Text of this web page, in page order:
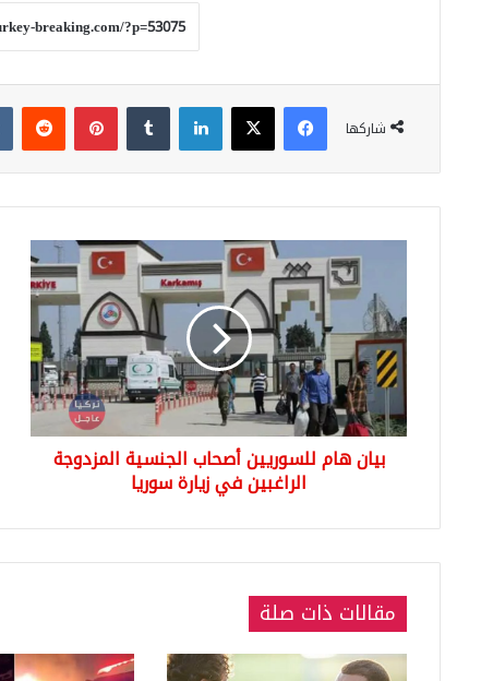
شاركها
فيسبوك‫X لينكدإن بينتيريست
للسوريين
أصحاب
الجنسية
المزدوجة
الراغبين
في
زيارة
سوريابيان هام للسوريين أصحاب الجنسية المزدوجة
الراغبين في زيارة سوريا
مقالات ذات صلة